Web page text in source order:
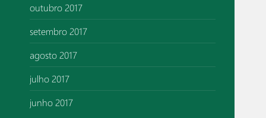
outubro 2017
setembro 2017
agosto 2017
julho 2017
junho 2017